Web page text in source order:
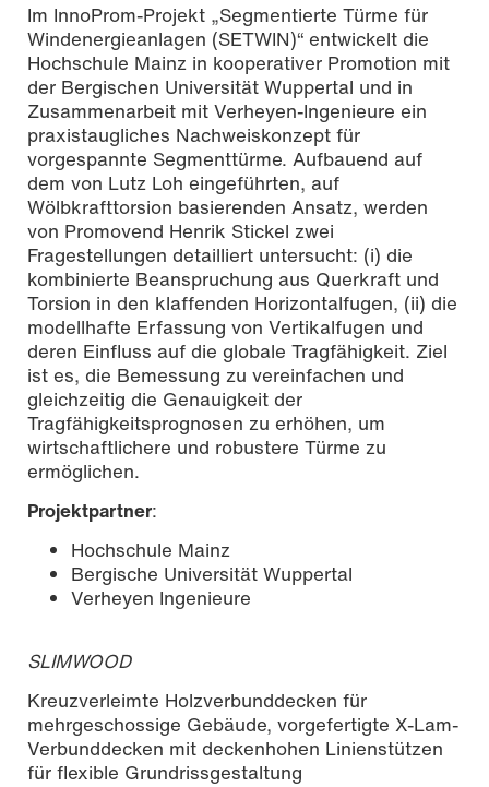
Im InnoProm-Projekt „Segmentierte Türme für
Windenergieanlagen (SETWIN)“ entwickelt die
Hochschule Mainz in kooperativer Promotion mit
der Bergischen Universität Wuppertal und in
Zusammenarbeit mit Verheyen-Ingenieure ein
praxistaugliches Nachweiskonzept für
vorgespannte Segmenttürme. Aufbauend auf
dem von Lutz Loh eingeführten, auf
Wölbkrafttorsion basierenden Ansatz, werden
von Promovend Henrik Stickel zwei
Fragestellungen detailliert untersucht: (i) die
kombinierte Beanspruchung aus Querkraft und
Torsion in den klaffenden Horizontalfugen, (ii) die
modellhafte Erfassung von Vertikalfugen und
deren Einfluss auf die globale Tragfähigkeit. Ziel
ist es, die Bemessung zu vereinfachen und
gleichzeitig die Genauigkeit der
Tragfähigkeitsprognosen zu erhöhen, um
wirtschaftlichere und robustere Türme zu
ermöglichen.
Projektpartner:
Hochschule Mainz
Bergische Universität Wuppertal
Verheyen Ingenieure
SLIMWOOD
Kreuzverleimte Holzverbunddecken für
mehrgeschossige Gebäude, vorgefertigte X-Lam-
Verbunddecken mit deckenhohen Linienstützen
für flexible Grundrissgestaltung